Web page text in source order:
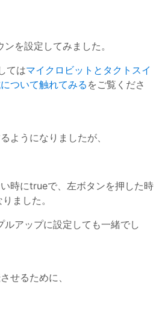
を設定してみました。
てはマイクロビットとタクトスイ
ついて触れてみる をご覧くださ
ようになりましたが、
時にtrueで、左ボタンを押した時
ました。
ルアップに設定しても一緒でし
せるために、